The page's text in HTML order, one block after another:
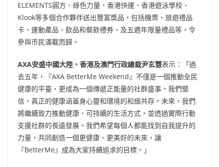
ELEMENTS圓方、綠色力量、香港快運、香港遊泳學校、
Klook等多個合作夥伴送出豐富獎品，包括機票、旅遊禮品
卡、運動產品、飲品和餐飲禮券、及五週年限量禮品等，令
參與市民滿載而歸。
AXA安盛中國大陸、香港及澳門行政總裁尹玄慧表示：「過
去五年，『AXA BetterMe Weekend』不僅是一個推動全民
健康的平臺，更成為一個傳遞正能量的社群盛事。我們堅
信，真正的健康涵蓋身心靈和環境的和諧共存。未來，我們
將繼續致力推動健康、可持續的生活方式，並透過實際行動
支援社群的長遠發展。我們希望每個人都能找到自我提升的
力量，共同創造一個更健康、更美好的未來，讓
『BetterMe』成為大家持續追求的目標。」